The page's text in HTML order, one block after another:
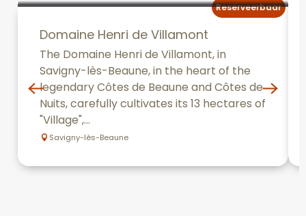
Domaine Henri de Villamont
The Domaine Henri de Villamont, in
Savigny-lès-Beaune, in the heart of the
legendary Côtes de Beaune and Côtes de
Nuits, carefully cultivates its 13 hectares of
"Village",...
Savigny-lès-Beaune
Reserveerbaar